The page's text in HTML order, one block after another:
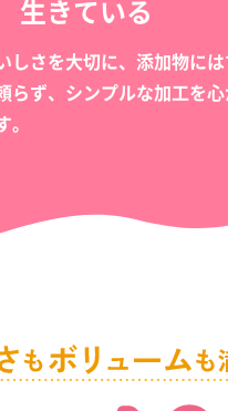
生きている
しさを大切に、添加物には
らず、シンプルな加工を